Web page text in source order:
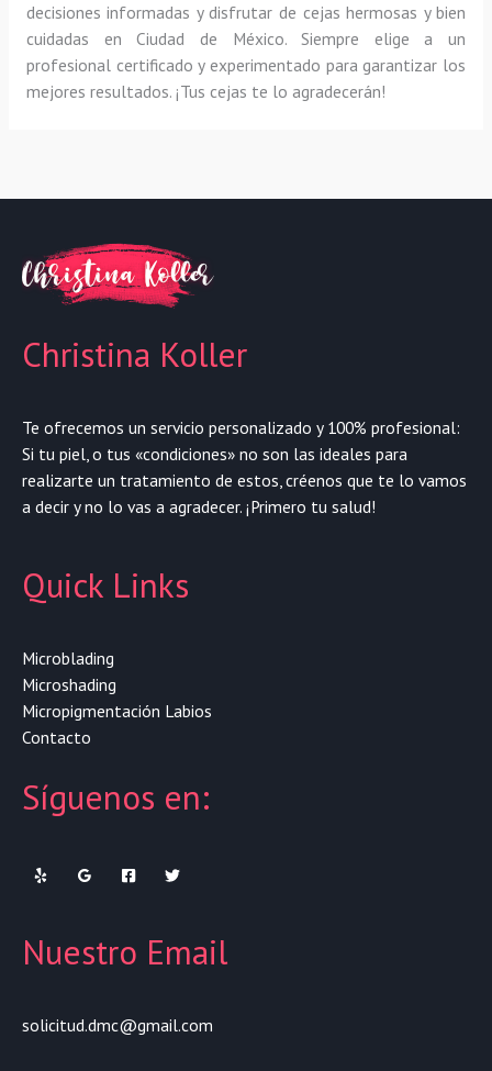
decisiones informadas y disfrutar de cejas hermosas y bien
cuidadas en Ciudad de México. Siempre elige a un
profesional certificado y experimentado para garantizar los
mejores resultados. ¡Tus cejas te lo agradecerán!
Christina Koller
Te ofrecemos un servicio personalizado y 100% profesional:
Si tu piel, o tus «condiciones» no son las ideales para
realizarte un tratamiento de estos, créenos que te lo vamos
a decir y no lo vas a agradecer. ¡Primero tu salud!
Quick Links
Microblading
Microshading
Micropigmentación Labios
Contacto
Síguenos en:
Nuestro Email
solicitud.dmc@gmail.com